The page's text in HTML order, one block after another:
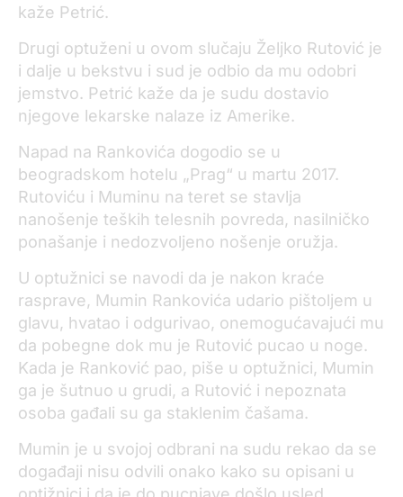
kaže Petrić.
Drugi optuženi u ovom slučaju Željko Rutović je
i dalje u bekstvu i sud je odbio da mu odobri
jemstvo. Petrić kaže da je sudu dostavio
njegove lekarske nalaze iz Amerike.
Napad na Rankovića dogodio se u
beogradskom hotelu „Prag“ u martu 2017.
Rutoviću i Muminu na teret se stavlja
nanošenje teških telesnih povreda, nasilničko
ponašanje i nedozvoljeno nošenje oružja.
U optužnici se navodi da je nakon kraće
rasprave, Mumin Rankovića udario pištoljem u
glavu, hvatao i odgurivao, onemogućavajući mu
da pobegne dok mu je Rutović pucao u noge.
Kada je Ranković pao, piše u optužnici, Mumin
ga je šutnuo u grudi, a Rutović i nepoznata
osoba gađali su ga staklenim čašama.
Mumin je u svojoj odbrani na sudu rekao da se
događaji nisu odvili onako kako su opisani u